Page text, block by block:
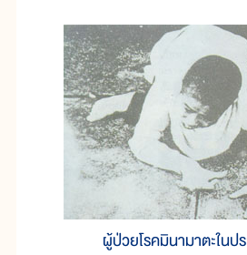
ผู้ป่วยโรคมินามาตะในป